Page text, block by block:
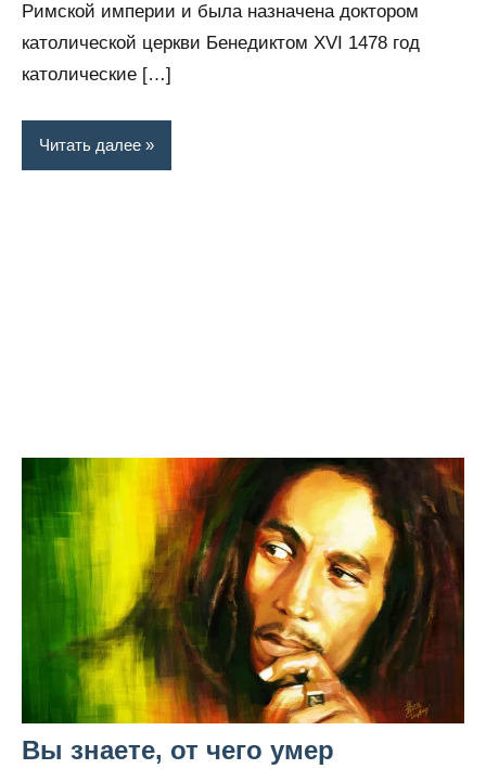
Римской империи и была назначена доктором
католической церкви Бенедиктом XVI 1478 год
католические […]
Читать далее
Вы знаете, от чего умер